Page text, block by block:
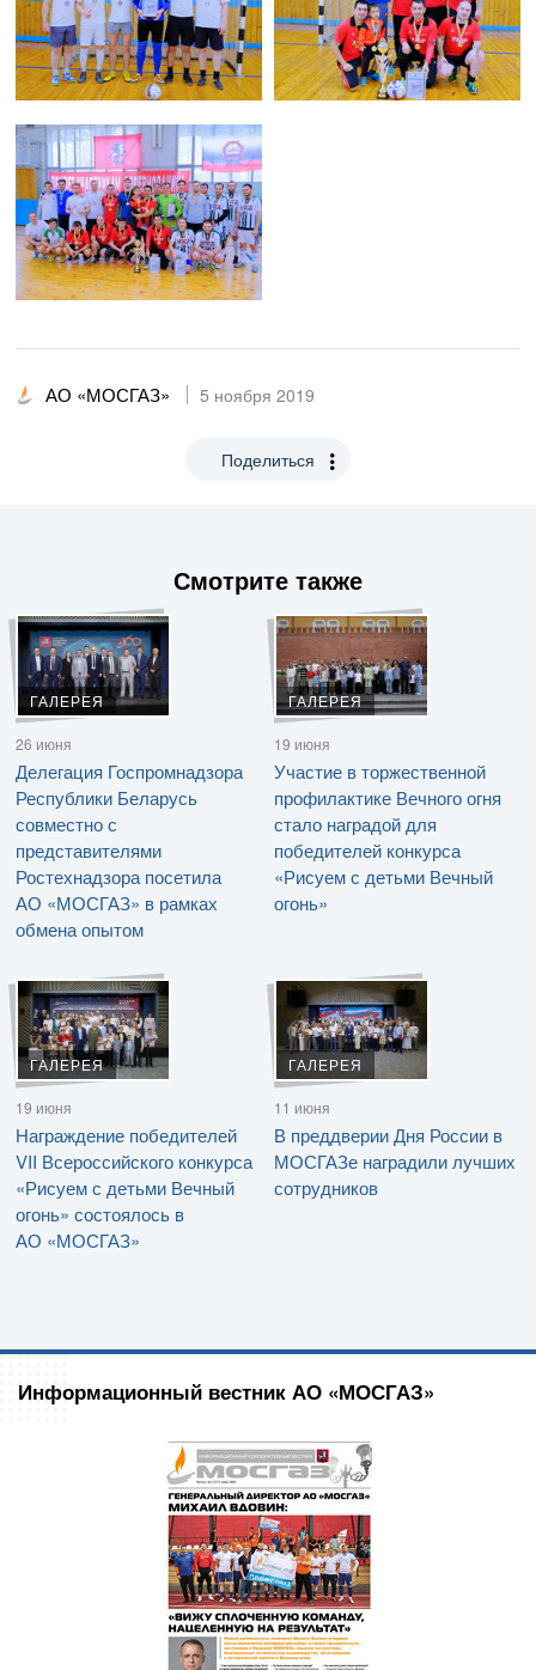
АО «МОСГАЗ» 5 ноября 2019
Поделиться
Смотрите также
ГАЛЕРЕЯ
26 июня
Делегация Госпромнадзора
Республики Беларусь
совместно с
представителями
Ростехнадзора посетила
АО «МОСГАЗ» в рамках
обмена опытом
ГАЛЕРЕЯ
19 июня
Участие в торжественной
профилактике Вечного огня
стало наградой для
победителей конкурса
«Рисуем с детьми Вечный
огонь»
ГАЛЕРЕЯ
19 июня
Награждение победителей
VII Всероссийского конкурса
«Рисуем с детьми Вечный
огонь» состоялось в
АО «МОСГАЗ»
ГАЛЕРЕЯ
11 июня
В преддверии Дня России в
МОСГАЗе наградили лучших
сотрудников
Информационный вестник АО «МОСГАЗ»